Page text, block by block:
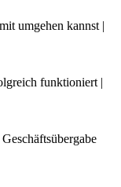
umgehen kannst |
funktioniert |